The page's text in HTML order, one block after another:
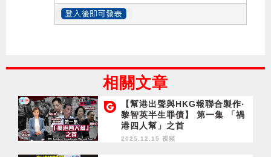
相關文章
【幫港出聲與HKG報聯合製作‧
黎智英半生罪債】 第一集 「禍
港四人幫」之首
2025.12.15 視頻